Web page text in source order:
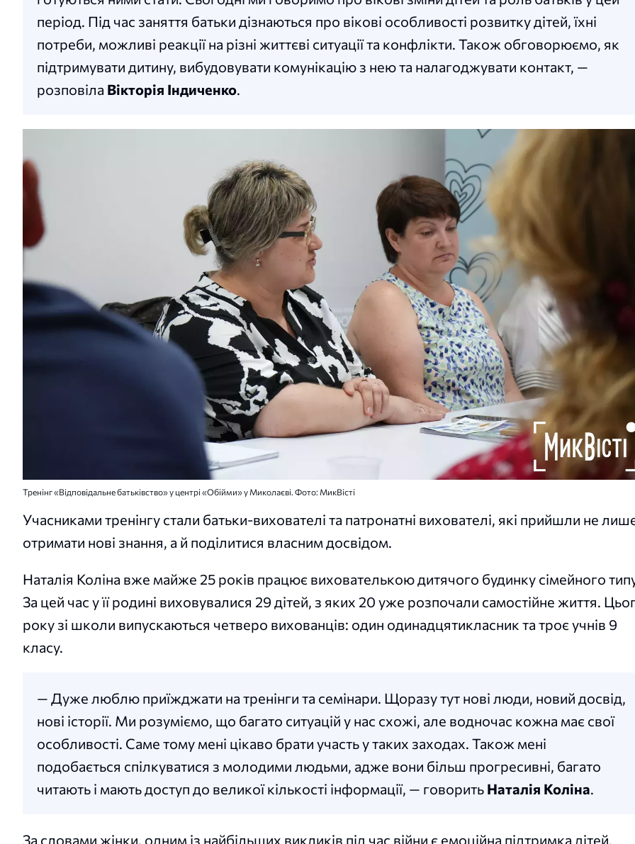
період. Під час заняття батьки дізнаються про вікові особливості розвитку дітей, їхні
потреби, можливі реакції на різні життєві ситуації та конфлікти. Також обговорюємо, як
підтримувати дитину, вибудовувати комунікацію з нею та налагоджувати контакт, —
розповіла Вікторія Індиченко.
Тренінг «Відповідальне батьківство» у центрі «Обійми» у Миколаєві. Фото: МикВісті
Учасниками тренінгу стали батьки-вихователі та патронатні вихователі, які прийшли не
отримати нові знання, а й поділитися власним досвідом.
Наталія Коліна вже майже 25 років працює вихователькою дитячого будинку сімейного
За цей час у її родині виховувалися 29 дітей, з яких 20 уже розпочали самостійне життя.
року зі школи випускаються четверо вихованців: один одинадцятикласник та троє учнів 9
класу.
— Дуже люблю приїжджати на тренінги та семінари. Щоразу тут нові люди, новий досвід,
нові історії. Ми розуміємо, що багато ситуацій у нас схожі, але водночас кожна має свої
особливості. Саме тому мені цікаво брати участь у таких заходах. Також мені
подобається спілкуватися з молодими людьми, адже вони більш прогресивні, багато
читають і мають доступ до великої кількості інформації, — говорить Наталія Коліна.
За словами жінки, одним із найбільших викликів під час війни є емоційна підтримка дітей.